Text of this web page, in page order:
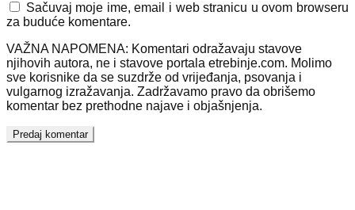
Sačuvaj moje ime, email i web stranicu u ovom browseru
za buduće komentare.
VAŽNA NAPOMENA: Komentari odražavaju stavove
njihovih autora, ne i stavove portala etrebinje.com. Molimo
sve korisnike da se suzdrže od vrijeđanja, psovanja i
vulgarnog izražavanja. Zadržavamo pravo da obrišemo
komentar bez prethodne najave i objašnjenja.